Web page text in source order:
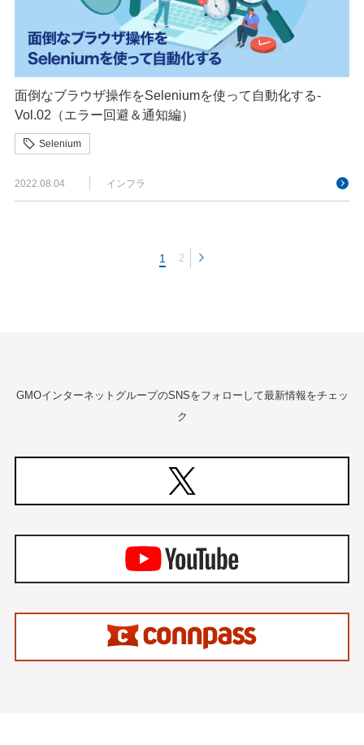
面倒なブラウザ操作をSeleniumを使って自動化する-
Vol.02（エラー回避＆通知編）
Selenium
2022.08.04 インフラ
1 2
GMOインターネットグループのSNSをフォローして最新情報をチェッ
ク